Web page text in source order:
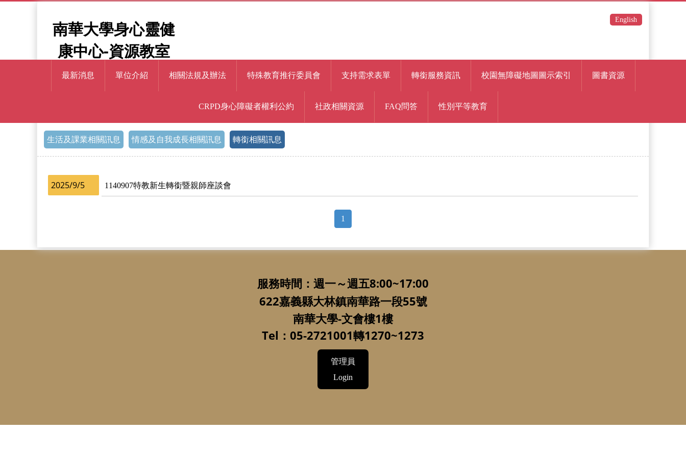
南華大學身心靈健
康中心-資源教室
English
生活及課業相關訊息 情感及自我成長相關訊息 轉銜相關訊息
2025/9/5 1140907特教新生轉銜暨親師座談會
1
最新消息 單位介紹 相關法規及辦法 特殊教育推行委員會 支持需求表單 轉銜服務資訊 校園無障礙地圖圖示索引 圖書資源
CRPD身心障礙者權利公約 社政相關資源 FAQ問答 性別平等教育
服務時間：週一～週五8:00~17:00
622嘉義縣大林鎮南華路一段55號
南華大學-文會樓1樓
Tel：05-2721001轉1270~1273
管理員
Login